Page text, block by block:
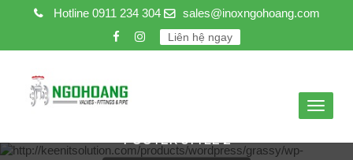
Hotline0911 234 304 sales@inoxngohoang.com
Liên hệ ngay
Toggle
FOOTER STYLE 2